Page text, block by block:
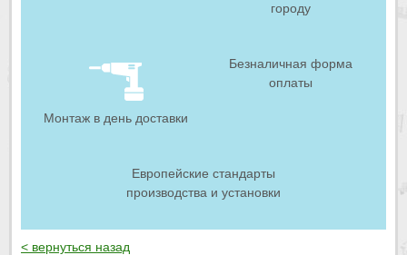
городу
Монтаж в день доставки
Безналичная форма
оплаты
Европейские стандарты
производства и установки
< вернуться назад